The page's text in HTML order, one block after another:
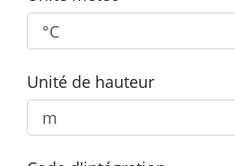
Unité de hauteur